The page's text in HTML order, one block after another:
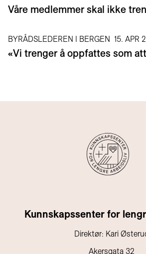
Våre medlemmer skal ikke
BYRÅDSLEDEREN I BERGEN 15. APR
«Vi trenger å oppfattes som
Kunnskapssenter for
Direktør: Kari
Akersgata 32